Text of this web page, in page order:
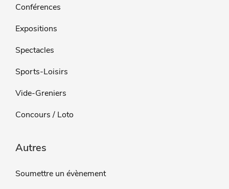
Conférences
Expositions
Spectacles
Sports-Loisirs
Vide-Greniers
Concours / Loto
Autres
Soumettre un évènement